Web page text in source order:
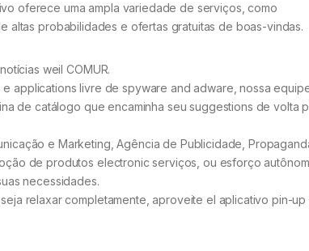
oferece uma ampla variedade de serviços, como
altas probabilidades e ofertas gratuitas de boas-vindas.
weil COMUR.
applications livre de spyware and adware, nossa
de catálogo que encaminha seu suggestions de volta
e Marketing, Agência de Publicidade,
de produtos electronic serviços, ou esforço
necessidades.
relaxar completamente, aproveite el aplicativo pin-up